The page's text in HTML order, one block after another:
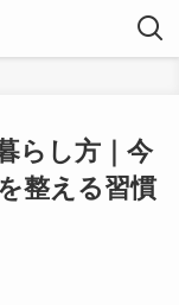
らし方｜今
整える習慣